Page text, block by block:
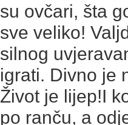
su ovčari, šta
sve veliko!
silnog
igrati. Divno je
Život je lijep!I
po ranču, a